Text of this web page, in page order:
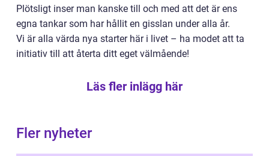
Plötsligt inser man kanske till och med att det är ens
egna tankar som har hållit en gisslan under alla år.
Vi är alla värda nya starter här i livet – ha modet att ta
initiativ till att återta ditt eget välmående!
Läs fler inlägg här
Fler nyheter